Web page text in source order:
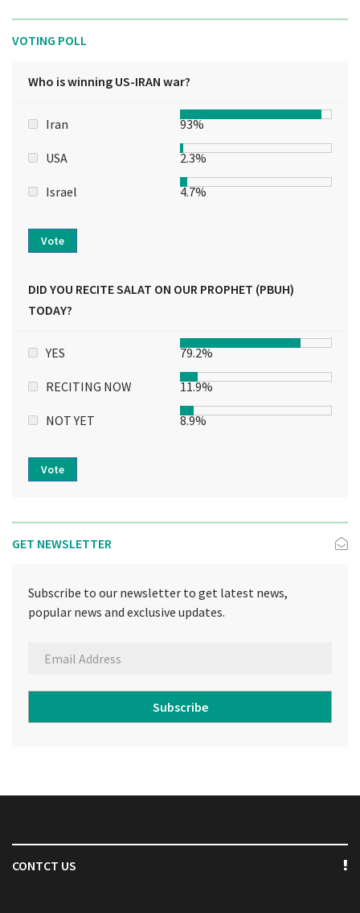
VOTING POLL
Who is winning US-IRAN war?
Iran 93%
USA 2.3%
Israel 4.7%
Vote
DID YOU RECITE SALAT ON OUR PROPHET (PBUH)
TODAY?
YES 79.2%
RECITING NOW 11.9%
NOT YET 8.9%
Vote
GET NEWSLETTER
Subscribe to our newsletter to get latest news,
popular news and exclusive updates.
Subscribe
CONTCT US